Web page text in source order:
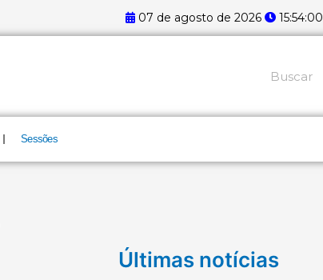
07 de agosto de 2026 15:54:01
Pesquisar
Sessões
Últimas notícias